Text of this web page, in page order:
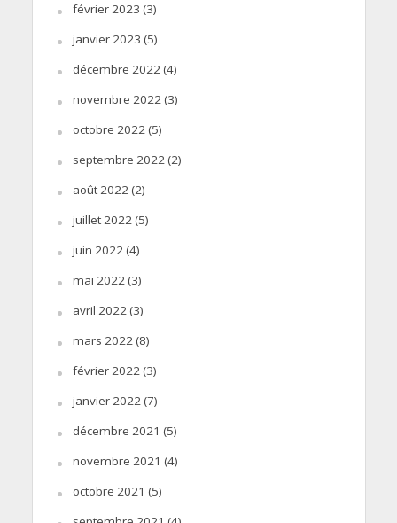
février 2023 (3)
janvier 2023 (5)
décembre 2022(4)
novembre 2022(3)
octobre 2022(5)
septembre 2022(2)
août 2022(2)
juillet 2022(5)
juin 2022(4)
mai 2022(3)
avril 2022(3)
mars 2022(8)
février 2022(3)
janvier 2022(7)
décembre 2021 (5)
novembre 2021 (4)
octobre 2021 (5)